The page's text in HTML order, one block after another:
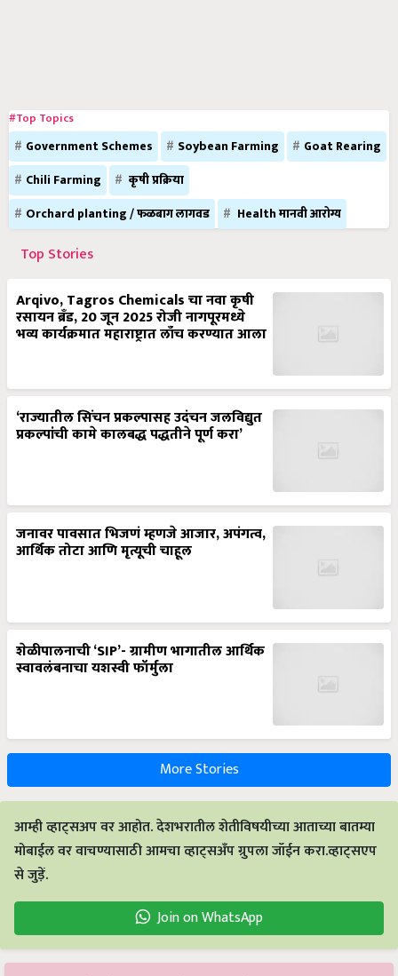
#Top Topics
Government Schemes Soybean Farming
Goat Rearing
Chili Farming
कृषी प्रक्रिया
Orchard planting / फळबाग लागवड
Health मानवी आरोग्य
Top Stories
Arqivo, Tagros Chemicals चा नवा कृषी
रसायन ब्रँड, 20 जून 2025 रोजी नागपूरमध्ये
भव्य कार्यक्रमात महाराष्ट्रात लाँच करण्यात आला
‘राज्यातील सिंचन प्रकल्पासह उदंचन जलविद्युत
प्रकल्पांची कामे कालबद्ध पद्धतीने पूर्ण करा’
जनावर पावसात भिजणं म्हणजे आजार, अपंगत्व,
आर्थिक तोटा आणि मृत्यूची चाहूल
शेळीपालनाची ‘SIP’- ग्रामीण भागातील आर्थिक
स्वावलंबनाचा यशस्वी फॉर्मुला
More Stories
आम्ही व्हाट्सअप वर आहोत. देशभरातील शेतीविषयीच्या आताच्या बातम्या
मोबाईल वर वाचण्यासाठी आमचा व्हाट्सअँप ग्रुपला जॉईन करा.व्हाट्सएप
से जुड़ें.
Join on WhatsApp